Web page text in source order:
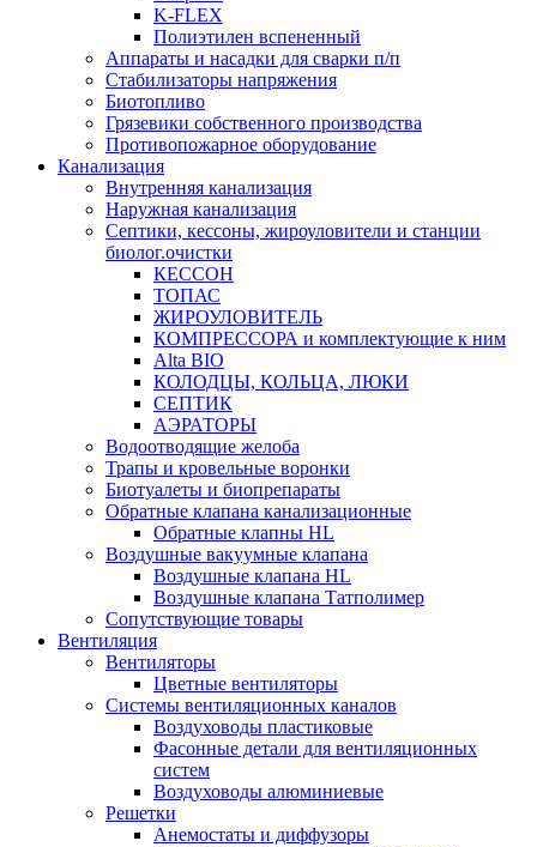
K-FLEX
Полиэтилен вспененный
Аппараты и насадки для сварки п/п
Стабилизаторы напряжения
Биотопливо
Грязевики собственного производства
Противопожарное оборудование
Канализация
Внутренняя канализация
Наружная канализация
Септики, кессоны, жироуловители и станции
биолог.очистки
КЕССОН
ТОПАС
ЖИРОУЛОВИТЕЛЬ
КОМПРЕССОРА и комплектующие к ним
Alta BIO
КОЛОДЦЫ, КОЛЬЦА, ЛЮКИ
СЕПТИК
АЭРАТОРЫ
Водоотводящие желоба
Трапы и кровельные воронки
Биотуалеты и биопрепараты
Обратные клапана канализационные
Обратные клапны HL
Воздушные вакуумные клапана
Воздушные клапана HL
Воздушные клапана Татполимер
Сопутствующие товары
Вентиляция
Вентиляторы
Цветные вентиляторы
Системы вентиляционных каналов
Воздуховоды пластиковые
Фасонные детали для вентиляционных
систем
Воздуховоды алюминиевые
Решетки
Анемостаты и диффузоры